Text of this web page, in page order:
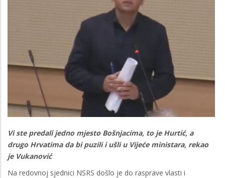
Vi ste predali jedno mjesto Bošnjacima, to je Hurtić, a
drugo Hrvatima da bi puzili i ušli u Vijeće ministara, rekao
je Vukanović
Na redovnoj sjednici NSRS došlo je do rasprave vlasti i